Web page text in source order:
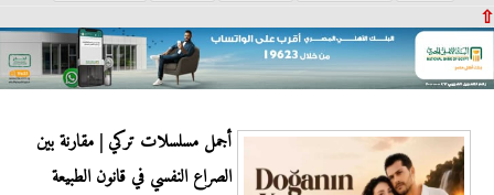
⇧
أجمل مسلسلات تركي | مقارنة بين
الصراع النفسي في قانون الطبيعة